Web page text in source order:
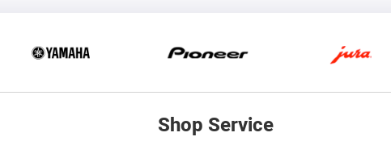
Shop Service